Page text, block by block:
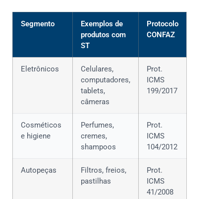
Segmento
Exemplos de
produtos com
ST
Protocolo
CONFAZ
Eletrônicos
Celulares,
computadores,
tablets,
câmeras
Prot.
ICMS
199/2017
Cosméticos
e higiene
Perfumes,
cremes,
shampoos
Prot.
ICMS
104/2012
Autopeças
Filtros, freios,
pastilhas
Prot.
ICMS
41/2008